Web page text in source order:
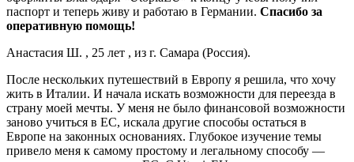
паспорт и теперь живу и работаю в Германии. Спасибо за
оперативную помощь!
Анастасия Ш. , 25 лет , из г. Самара (Россия).
После нескольких путешествий в Европу я решила, что хочу
жить в Италии. И начала искать возможности для переезда в
страну моей мечты. У меня не было финансовой возможности
заново учиться в ЕС, искала другие способы остаться в
Европе на законных основаниях. Глубокое изучение темы
привело меня к самому простому и легальному способу —